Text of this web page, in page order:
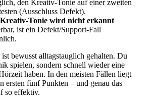
den Kreativ-Tonie auf einer zweiten
(Ausschluss Defekt).
Kreativ-Tonie wird nicht erkannt
ist ein Defekt/Support-Fall
bewusst alltagstauglich gehalten. Du
spielen, sondern schnell wieder eine
haben. In den meisten Fällen liegt
ersten fünf Punkten – und genau das
so effektiv.